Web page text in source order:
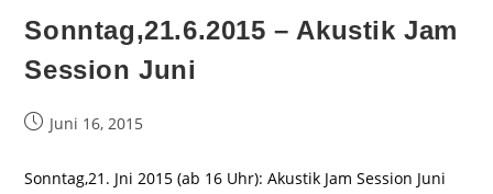
Sonntag,21.6.2015 – Akustik Jam
Session Juni
BeitragJuni 16, 2015
Sonntag,21. Jni 2015 (ab 16 Uhr): Akustik Jam Session Juni